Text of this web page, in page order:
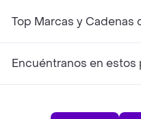
Top Marcas y Cadenas
Encuéntranos en estos